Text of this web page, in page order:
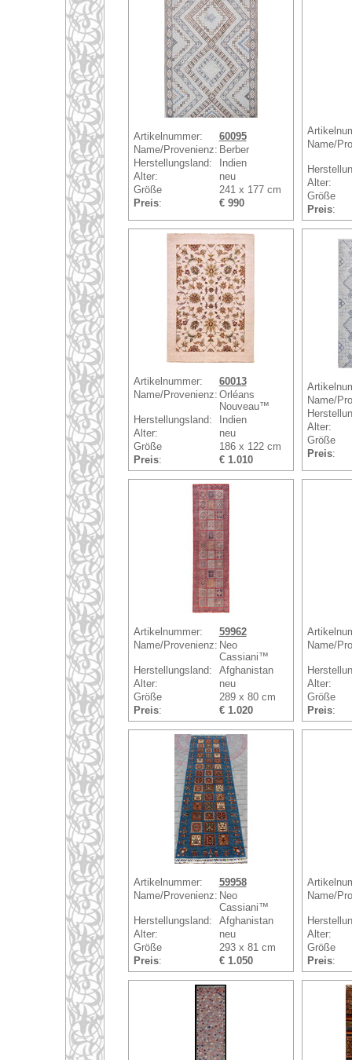
Artikelnummer:
60095
Name/Provenienz: Berber
Herstellungsland:
Indien
Alter:
neu
Größe
241 x 177 cm
Preis: € 990
Name/
Alter:
Größe
Preis:
Artikelnummer:
60013
Name/Provenienz: Orléans
Nouveau™
Herstellungsland:
Indien
Alter:
neu
Größe
186 x 122 cm
Preis: € 1.010
Name/
Alter:
Größe
Preis:
Artikelnummer:
59962
Name/Provenienz: Neo
Cassiani™
Herstellungsland:
Afghanistan
Alter:
neu
Größe
289 x 80 cm
Preis: € 1.020
Name/
Alter:
Größe
Preis:
Artikelnummer:
59958
Name/Provenienz: Neo
Cassiani™
Herstellungsland:
Afghanistan
Alter:
neu
Größe
293 x 81 cm
Preis: € 1.050
Name/
Alter:
Größe
Preis: